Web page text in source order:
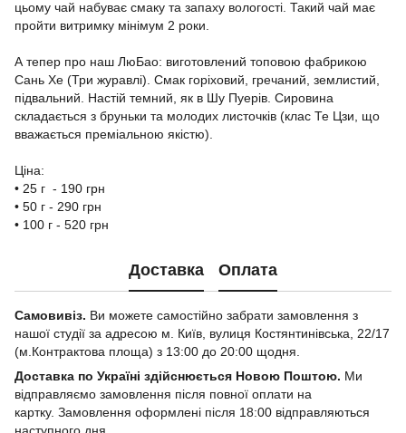
цьому чай набуває смаку та запаху вологості. Такий чай має
пройти витримку мінімум 2 роки.
А тепер про наш ЛюБао: виготовлений топовою фабрикою
Сань Хе (Три журавлі). Смак горіховий, гречаний, землистий,
підвальний. Настій темний, як в Шу Пуерів. Сировина
складається з бруньки та молодих листочків (клас Те Цзи, що
вважається преміальною якістю).
Ціна:
• 25 г - 190 грн
• 50 г - 290 грн
• 100 г - 520 грн
Доставка Оплата
Самовивіз. Ви можете самостійно забрати замовлення з
нашої студії за адресою м. Київ, вулиця Костянтинівська, 22/17
(м.Контрактова площа) з 13:00 до 20:00 щодня.
Доставка по Україні здійснюється Новою Поштою. Ми
відправляємо замовлення після повної оплати на
картку. Замовлення оформлені після 18:00 відправляються